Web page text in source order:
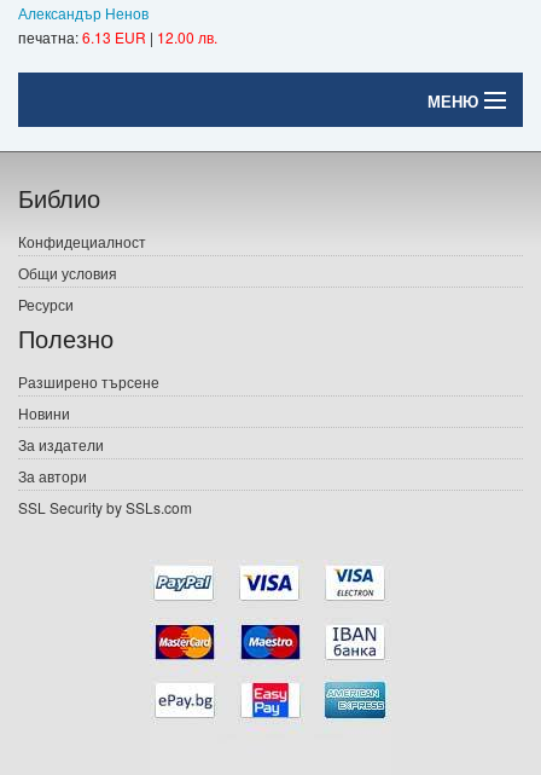
Александър Ненов
печатна:6.13 EUR | 12.00 лв.
МЕНЮ
Начало
Печатни книги
Електронни книги
Е-списания
Подаръци
Ваучери
Библио
Конфидециалност
Общи условия
Ресурси
Полезно
Разширено търсене
Новини
За издатели
За автори
SSL Security by SSLs.com